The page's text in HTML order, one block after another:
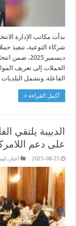
بدأت مكاتب الإدارة
ديسمبر
الحملات إلى تعريف
الفاعلة. وتشمل البلديات
أكمل القراءة »
الدبيبة يلتقي
على دعم
2025-08-25 أخبار ,